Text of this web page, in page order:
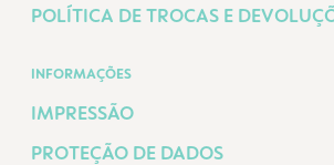
POLÍTICA DE TROCAS E
INFORMAÇÕES
IMPRESSÃO
PROTEÇÃO DE DADOS